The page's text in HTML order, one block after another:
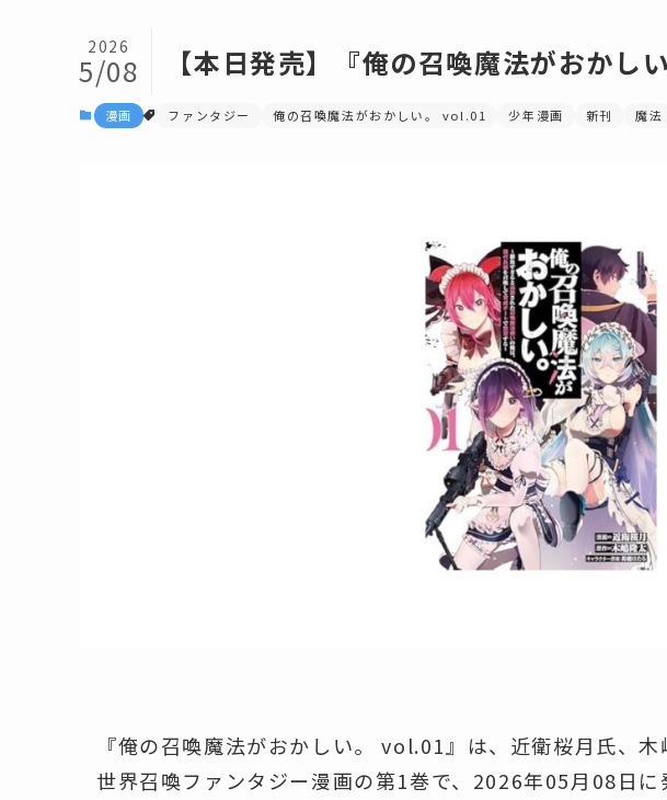
【本日発売】『俺の召喚魔法がおか
2026
5/08
漫画 ファンタジー 俺の召喚魔法がおかしい。 vol.01 少年漫画 新刊 魔法
『俺の召喚魔法がおかしい。 vol.01』は、近衛桜月氏、
世界召喚ファンタジー漫画の第1巻で、2026年05月08日に